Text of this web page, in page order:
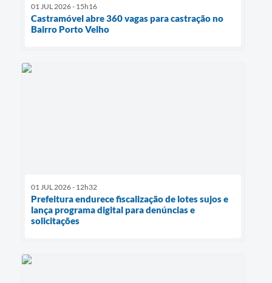
01 JUL 2026 - 15h16
Castramóvel abre 360 vagas para castração no
Bairro Porto Velho
01 JUL 2026 - 12h32
Prefeitura endurece fiscalização de lotes sujos e
lança programa digital para denúncias e
solicitações